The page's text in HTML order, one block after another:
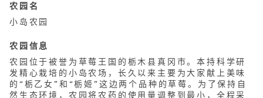
农园名
小岛农园
农园信息
农园位于被誉为草莓王国的栃木县真冈市。本持科学研
发精心栽培的小岛农场，长久以来主要为大家献上美味
的“栃乙女”和“栃姬”这边两个品种的草莓。为了保持自
然生态环境，农园将农药的使用量调整到最小，全程采